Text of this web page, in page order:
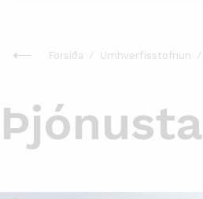
Forsíða Umhverfisstofnun
Þjónusta